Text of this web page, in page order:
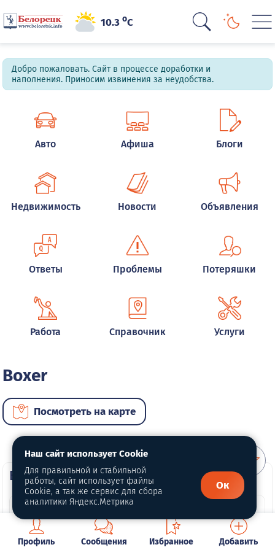
10.3oC
Добро пожаловать. Сайт в процессе доработки и
наполнения. Приносим извинения за неудобства.
Авто Афиша Блоги
Недвижимость Новости Объявления
Ответы Проблемы Потеряшки
Работа Справочник Услуги
Boxer
Посмотреть на карте
ВИП автомобили
Профиль Сообщения Избранное Добавить
Наш сайт использует Cookie
Для правильной и стабильной
работы, сайт использует файлы
Cookie, а так же сервис для сбора
аналитики Яндекс.Метрика
Ок